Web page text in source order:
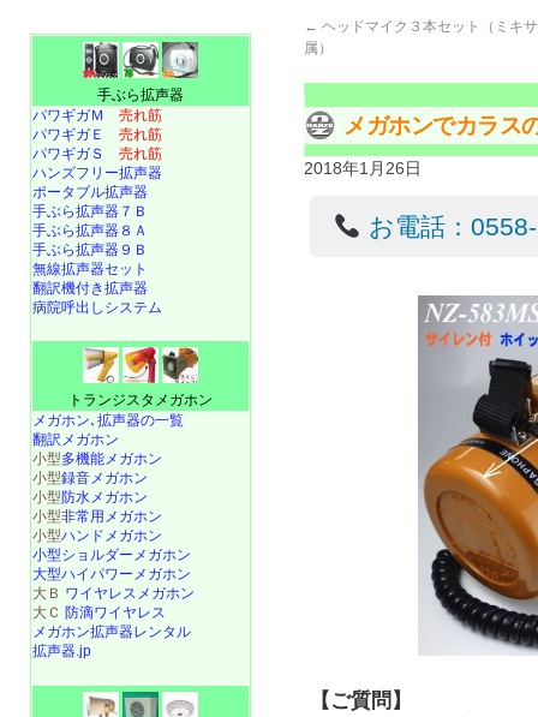
← ヘッドマイク３本セット（ミキ
属）
メガホンでカラス
2018年1月26日
お電話：
【ご質問】
手ぶら拡声器
パワギガＭ 売れ筋
パワギガＥ 売れ筋
パワギガＳ 売れ筋
ハンズフリー拡声器
ポータブル拡声器
手ぶら拡声器７Ｂ
手ぶら拡声器８Ａ
手ぶら拡声器９Ｂ
無線拡声器セット
翻訳機付き拡声器
病院呼出しシステム
トランジスタメガホン
メガホン､拡声器の一覧
翻訳メガホン
小型多機能メガホン
小型録音メガホン
小型防水メガホン
小型非常用メガホン
小型ハンドメガホン
小型ショルダーメガホン
大型ハイパワーメガホン
大Ｂ ワイヤレスメガホン
大Ｃ 防滴ワイヤレス
メガホン拡声器レンタル
拡声器.jp